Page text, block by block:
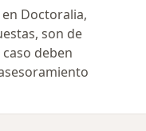
Doctoralia,
son de
deben